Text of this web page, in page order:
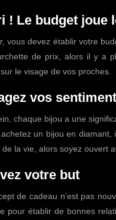
! Le budget joue
vous devez établir votre
de prix, alors il y a
le visage de vos proches.
vos
chaque bijou a une
un bijou en
de la vie, alors soyez ouvert
votre but
de cadeau n'est pas
pour établir de bonnes